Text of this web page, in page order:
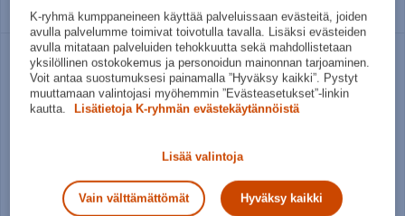
Useita kokoja 34
K-ryhmä kumppaneineen käyttää palveluissaan evästeitä, joiden
avulla palvelumme toimivat toivotulla tavalla. Lisäksi evästeiden
avulla mitataan palveluiden tehokkuutta sekä mahdollistetaan
yksilöllinen ostokokemus ja personoidun mainonnan tarjoaminen.
Voit antaa suostumuksesi painamalla ”Hyväksy kaikki”. Pystyt
muuttamaan valintojasi myöhemmin ”Evästeasetukset”-linkin
kautta.
Lisätietoja K-ryhmän evästekäytännöistä
Lisää valintoja
Vain välttämättömät Hyväksy kaikki